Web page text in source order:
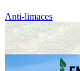
Anti-limaces